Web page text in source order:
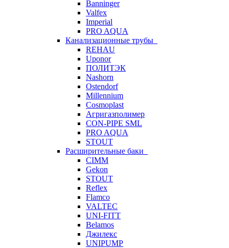
Banninger
Valfex
Imperial
PRO AQUA
Канализационные трубы
REHAU
Uponor
ПОЛИТЭК
Nashorn
Ostendorf
Millennium
Cosmoplast
Агригазполимер
CON-PIPE SML
PRO AQUA
STOUT
Расширительные баки
CIMM
Gekon
STOUT
Reflex
Flamco
VALTEC
UNI-FITT
Belamos
Джилекс
UNIPUMP